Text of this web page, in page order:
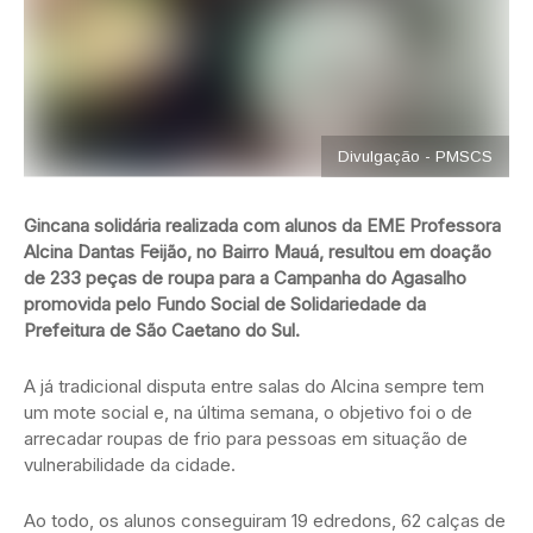
Divulgação - PMSCS
Gincana solidária realizada com alunos da EME Professora
Alcina Dantas Feijão, no Bairro Mauá, resultou em doação
de 233 peças de roupa para a Campanha do Agasalho
promovida pelo Fundo Social de Solidariedade da
Prefeitura de São Caetano do Sul.
A já tradicional disputa entre salas do Alcina sempre tem
um mote social e, na última semana, o objetivo foi o de
arrecadar roupas de frio para pessoas em situação de
vulnerabilidade da cidade.
Ao todo, os alunos conseguiram 19 edredons, 62 calças de